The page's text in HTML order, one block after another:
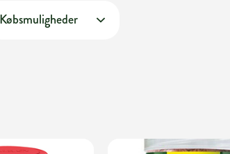
Købsmuligheder